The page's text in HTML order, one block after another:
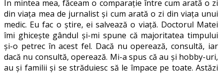
În mintea mea, făceam o comparație între cum arată o zi
din viața mea de jurnalist și cum arată o zi din viața unui
medic. Eu fac o știre, ei salvează o viață. Doctorul Matei
îmi ghicește gândul și-mi spune că majoritatea timpului
și-o petrec în acest fel. Dacă nu operează, consultă, iar
dacă nu consultă, operează. Mi-a spus că au și hobby-uri,
au și familii și se străduiesc să le împace pe toate. Astăzi